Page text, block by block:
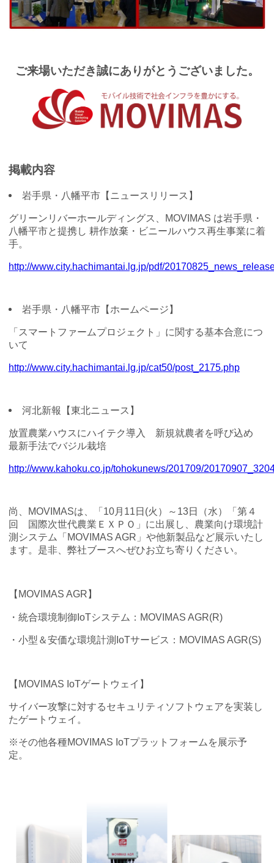
ご来場いただき誠にありがとうございました。
掲載内容
岩手県・八幡平市【ニュースリリース】
グリーンリバーホールディングス、MOVIMAS は岩手県・
八幡平市と提携し 耕作放棄・ビニールハウス再生事業に着
手。
http://www.city.hachimantai.lg.jp/pdf/
岩手県・八幡平市【ホームページ】
「スマートファームプロジェクト」に関する基本合意につ
いて
http://www.city.hachimantai.lg.jp/cat50/post_2175.php
河北新報【東北ニュース】
放置農業ハウスにハイテク導入 新規就農者を呼び込め
最新手法でバジル栽培
http://www.kahoku.co.jp/tohokunews/201709/
尚、MOVIMASは、「10月11日(火）～13日（水）「第４
回 国際次世代農業ＥＸＰＯ」に出展し、農業向け環境計
測システム「MOVIMAS AGR」や他新製品など展示いたし
ます。是非、弊社ブースへぜひお立ち寄りください。
【MOVIMAS AGR】
・統合環境制御IoTシステム：MOVIMAS AGR(R)
・小型＆安価な環境計測IoTサービス：MOVIMAS AGR(S)
【MOVIMAS IoTゲートウェイ】
サイバー攻撃に対するセキュリティソフトウェアを実装し
たゲートウェイ。
※その他各種MOVIMAS IoTプラットフォームを展示予
定。